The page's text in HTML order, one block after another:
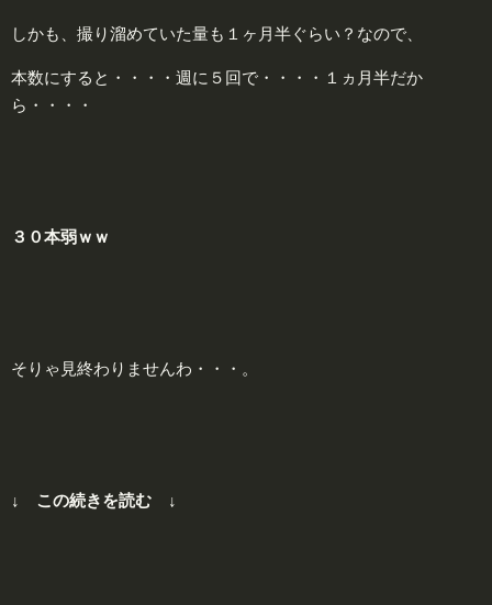
しかも、撮り溜めていた量も１ヶ月半ぐらい？なので、
本数にすると・・・・週に５回で・・・・１ヵ月半だか
ら・・・・
３０本弱ｗｗ
そりゃ見終わりませんわ・・・。
↓ この続きを読む ↓